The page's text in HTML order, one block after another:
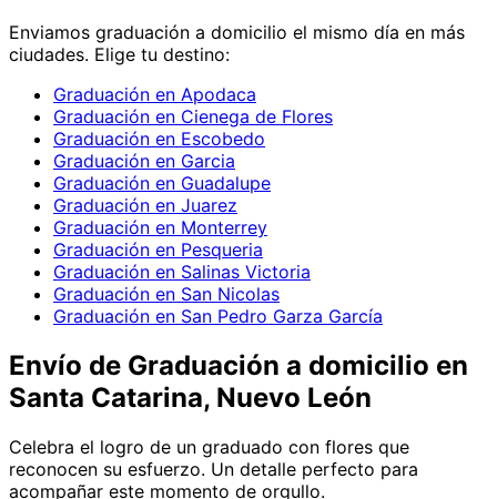
Enviamos graduación a domicilio el mismo día en más
ciudades. Elige tu destino:
Graduación en Apodaca
Graduación en Cienega de Flores
Graduación en Escobedo
Graduación en Garcia
Graduación en Guadalupe
Graduación en Juarez
Graduación en Monterrey
Graduación en Pesqueria
Graduación en Salinas Victoria
Graduación en San Nicolas
Graduación en San Pedro Garza García
Envío de Graduación a domicilio en
Santa Catarina, Nuevo León
Celebra el logro de un graduado con flores que
reconocen su esfuerzo. Un detalle perfecto para
acompañar este momento de orgullo.